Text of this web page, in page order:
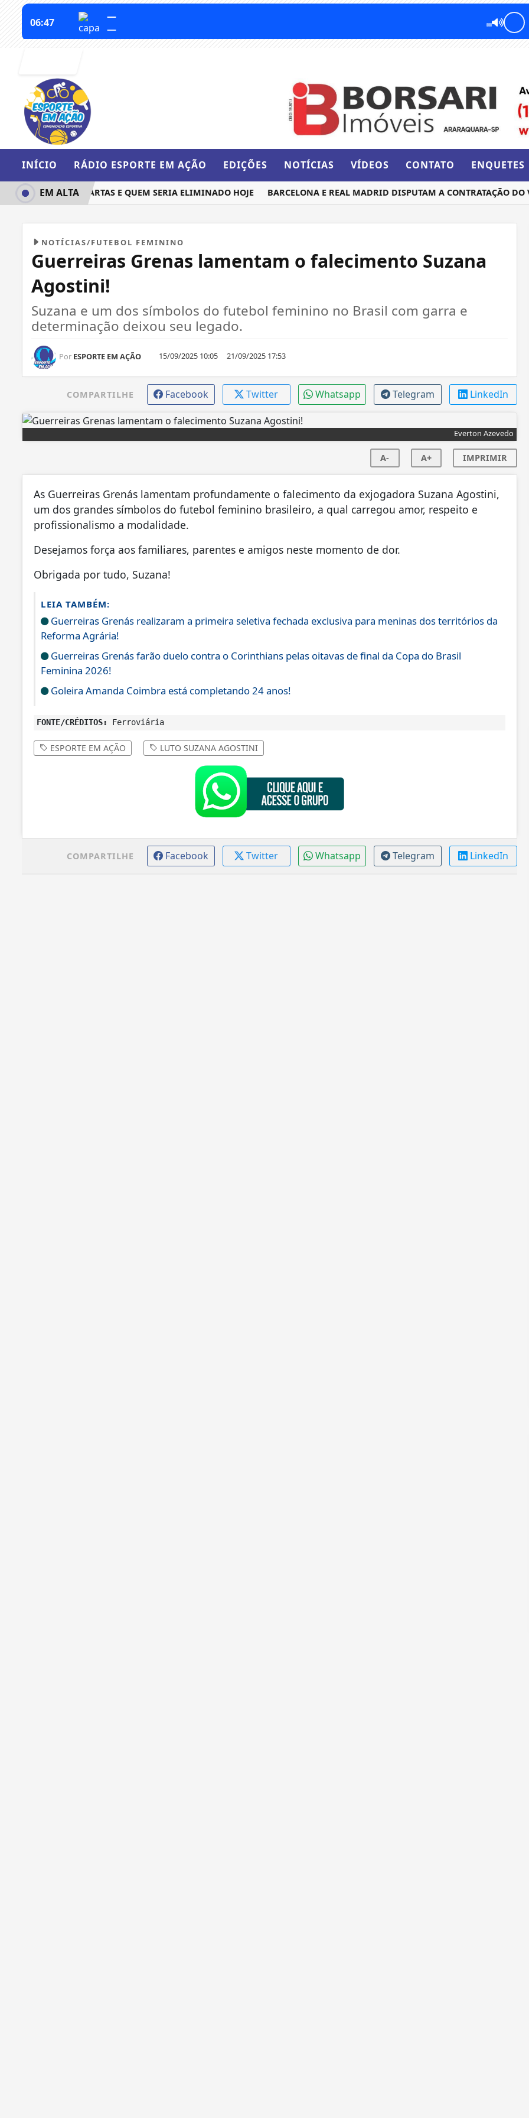
INÍCIO RÁDIO ESPORTE EM AÇÃO EDIÇÕES NOTÍCIAS VÍDEOS CONTATO ENQUETES
IRIA ÀS QUARTAS E QUEM SERIA ELIMINADO HOJE BARCELONA E REAL MADRID DISPUTAM A CONTRATAÇÃO DO
EM ALTA
NOTÍCIAS/FUTEBOL FEMININO
Guerreiras Grenas lamentam o falecimento Suzana
Agostini!
Suzana e um dos símbolos do futebol feminino no Brasil com garra e
determinação deixou seu legado.
Por ESPORTE EM AÇÃO 15/09/2025 10:05 21/09/2025 17:53
COMPARTILHE Facebook Twitter Whatsapp Telegram LinkedIn
Everton Azevedo
A- A+ IMPRIMIR
As Guerreiras Grenás lamentam profundamente o falecimento da exjogadora Suzana Agostini,
um dos grandes símbolos do futebol feminino brasileiro, a qual carregou amor, respeito e
profissionalismo a modalidade.
Desejamos força aos familiares, parentes e amigos neste momento de dor.
Obrigada por tudo, Suzana!
LEIA TAMBÉM:
Guerreiras Grenás realizaram a primeira seletiva fechada exclusiva para meninas dos territórios da
Reforma Agrária!
Guerreiras Grenás farão duelo contra o Corinthians pelas oitavas de final da Copa do Brasil
Feminina 2026!
Goleira Amanda Coimbra está completando 24 anos!
FONTE/CRÉDITOS: Ferroviária
ESPORTE EM AÇÃO LUTO SUZANA AGOSTINI
COMPARTILHE Facebook Twitter Whatsapp Telegram LinkedIn